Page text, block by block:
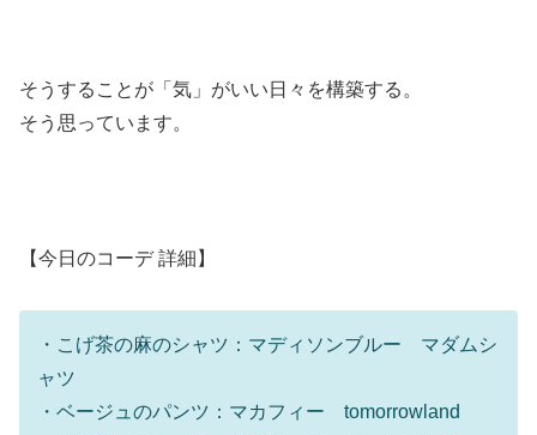
そうすることが「気」がいい日々を構築する。
そう思っています。
【今日のコーデ 詳細】
・こげ茶の麻のシャツ：マディソンブルー マダムシ
ャツ
・ベージュのパンツ：マカフィー tomorrowland